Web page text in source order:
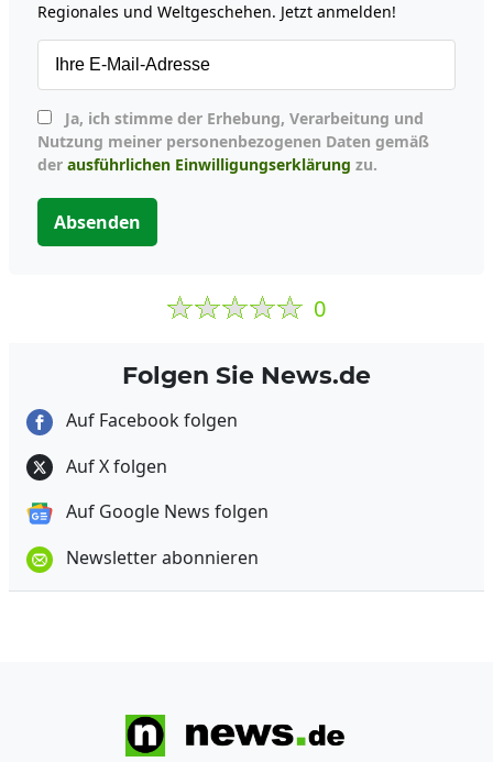
Regionales und Weltgeschehen. Jetzt anmelden!
Nutzung meiner personenbezogenen Daten gemäß
der ausführlichen Einwilligungserklärung zu.
Absenden
0
Folgen Sie News.de
Auf Facebook folgen
Auf X folgen
Auf Google News folgen
Newsletter abonnieren